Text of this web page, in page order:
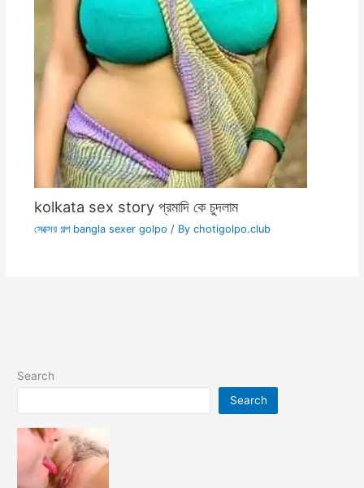
kolkata sex story প্রমাদি কে চুদলাম
সেক্সের গল্প bangla sexer golpo / By chotigolpo.club
Search
Search